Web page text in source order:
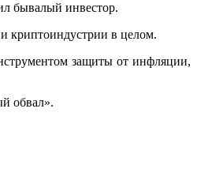
бывалый инвестор.
криптоиндустрии в целом.
защиты от инфляции,
обвал».